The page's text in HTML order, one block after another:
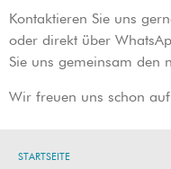
Kontaktieren Sie uns
oder direkt über
Sie uns gemeinsam den
Wir freuen uns schon
STARTSEITE